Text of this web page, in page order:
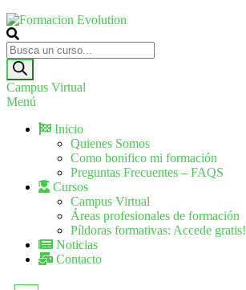
Formacion Evolution
Cursos de formación continua
Búsqueda
de
productos
Campus Virtual
Menú
Inicio
Quienes Somos
Como bonifico mi formación
Preguntas Frecuentes – FAQS
Cursos
Campus Virtual
Áreas profesionales de formación
Píldoras formativas: Accede gratis!
Noticias
Contacto